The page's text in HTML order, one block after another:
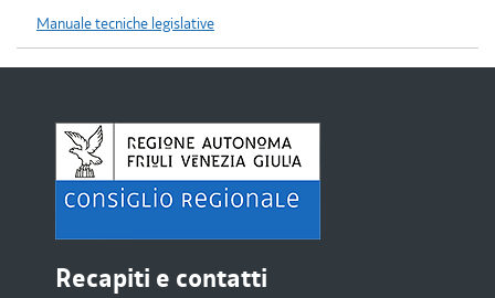
Manuale tecniche legislative
Recapiti e contatti